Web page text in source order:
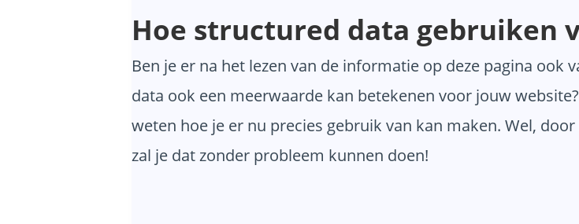
Hoe structured data gebruiken
Ben je er na het lezen van de informatie op deze pagina
data ook een meerwaarde kan betekenen voor jouw
weten hoe je er nu precies gebruik van kan maken. Wel,
zal je dat zonder probleem kunnen doen!